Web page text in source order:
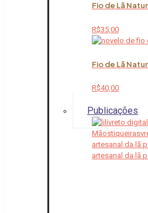
Fio de Lã
R$35,00
Fio de Lã
R$40,00
Publicações